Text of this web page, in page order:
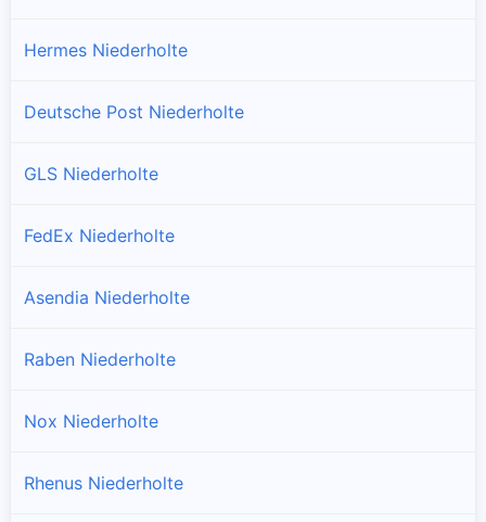
Hermes Niederholte
Deutsche Post Niederholte
GLS Niederholte
FedEx Niederholte
Asendia Niederholte
Raben Niederholte
Nox Niederholte
Rhenus Niederholte